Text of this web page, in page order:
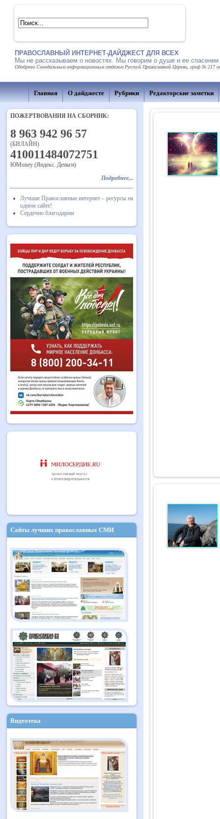
ПРАВОСЛАВНЫЙ ИНТЕРНЕТ-ДАЙДЖЕСТ ДЛЯ ВСЕХ
Мы не рассказываем о новостях. Мы говорим о душе и ее спасении
Одобрено Синодальным информационным отделом Русской Православной Церкви, гриф № 217
Главная О дайджесте Рубрики Редакторские заметки
ПОЖЕРТВОВАНИЯ НА СБОРНИК:
8 963 942 96 57
(БИЛАЙН)
410011484072751
ЮMoney (Яндекс. Деньги)
Подробнее...
Лучшие Православные интернет – ресурсы на
одном сайте!
Сердечно благодарим
Сайты лучших православных СМИ
Видеотека